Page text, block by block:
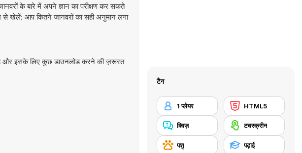
के बारे में अपने ज्ञान का परीक्षण कर सकते
से खेलें: आप कितने जानवरों का सही अनुमान लगा
है और इसके लिए कुछ डाउनलोड करने की ज़रूरत
टैग
1 प्लेयर HTML5
क्विज़ टचस्क्रीन
पशु पढ़ाई